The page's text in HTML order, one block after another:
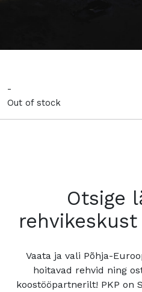
-
Out of stock
Otsige
Vaata ja vali Põhja-
hoitavad rehvid ning
koostööpartnerilt! PKP on